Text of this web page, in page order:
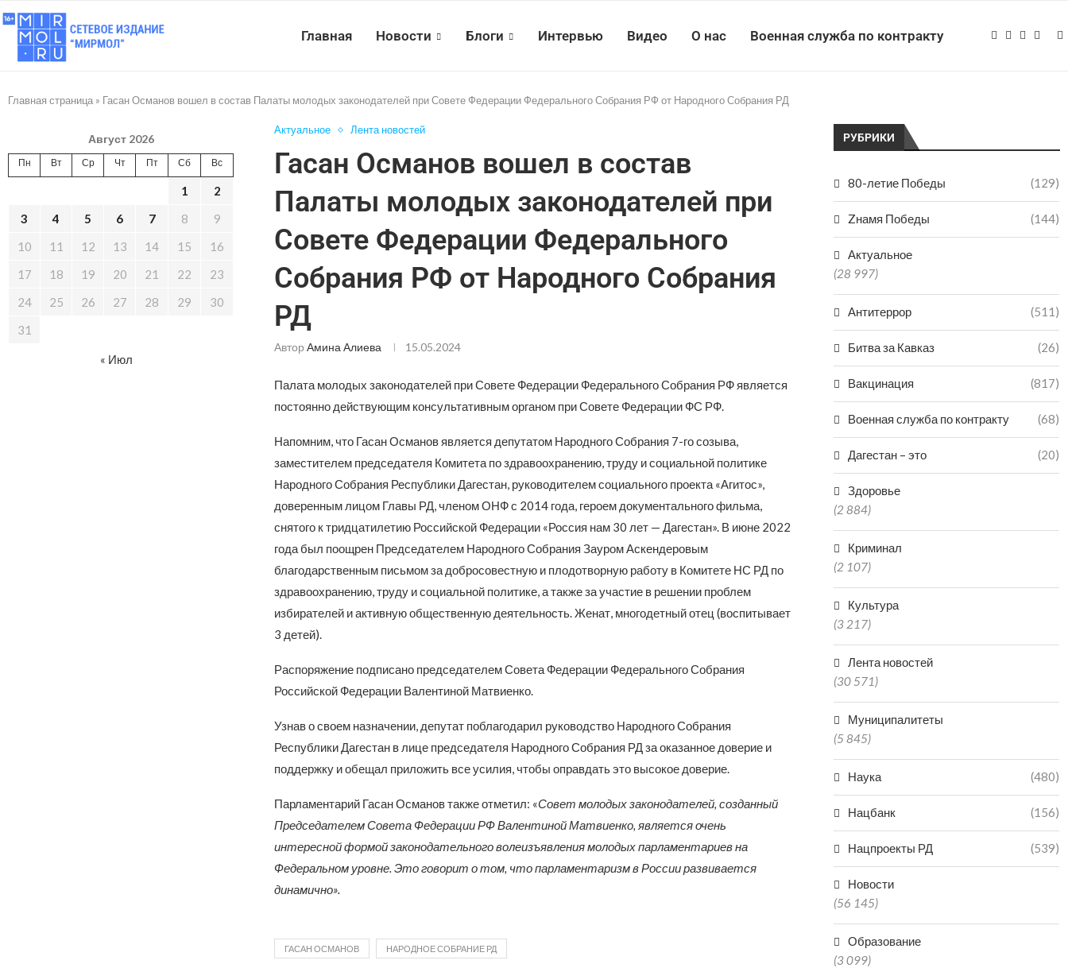
Главная Новости Блоги Интервью Видео О нас Военная служба по контракту
Главная страница » Гасан Османов вошел в состав Палаты молодых законодателей при Совете Федерации Федерального Собрания РФ от Народного Собрания РД
Актуальное Лента новостей
Гасан Османов вошел в состав
Палаты молодых законодателей при
Совете Федерации Федерального
Собрания РФ от Народного Собрания
РД
Автор Амина Алиева 15.05.2024
Палата молодых законодателей при Совете Федерации Федерального Собрания РФ является
постоянно действующим консультативным органом при Совете Федерации ФС РФ.
Напомним, что Гасан Османов является депутатом Народного Собрания 7-го созыва,
заместителем председателя Комитета по здравоохранению, труду и социальной политике
Народного Собрания Республики Дагестан, руководителем социального проекта «Агитос»,
доверенным лицом Главы РД, членом ОНФ с 2014 года, героем документального фильма,
снятого к тридцатилетию Российской Федерации «Россия нам 30 лет — Дагестан». В июне 2022
года был поощрен Председателем Народного Собрания Зауром Аскендеровым
благодарственным письмом за добросовестную и плодотворную работу в Комитете НС РД по
здравоохранению, труду и социальной политике, а также за участие в решении проблем
избирателей и активную общественную деятельность. Женат, многодетный отец (воспитывает
3 детей).
Распоряжение подписано председателем Совета Федерации Федерального Собрания
Российской Федерации Валентиной Матвиенко.
Узнав о своем назначении, депутат поблагодарил руководство Народного Собрания
Республики Дагестан в лице председателя Народного Собрания РД за оказанное доверие и
поддержку и обещал приложить все усилия, чтобы оправдать это высокое доверие.
Парламентарий Гасан Османов также отметил: «Совет молодых законодателей, созданный
Председателем Совета Федерации РФ Валентиной Матвиенко, является очень
интересной формой законодательного волеизъявления молодых парламентариев на
Федеральном уровне. Это говорит о том, что парламентаризм в России развивается
динамично».
ГАСАН ОСМАНОВ НАРОДНОЕ СОБРАНИЕ РД
РУБРИКИ
80-летие Победы (129)
Zнамя Победы (144)
Актуальное
(28 997)
Антитеррор (511)
Битва за Кавказ (26)
Вакцинация (817)
Военная служба по контракту (68)
Дагестан – это (20)
Здоровье
(2 884)
Криминал
(2 107)
Культура
(3 217)
Лента новостей
(30 571)
Муниципалитеты
(5 845)
Наука (480)
Нацбанк (156)
Нацпроекты РД (539)
Новости
(56 145)
Образование
(3 099)
Август 2026
Пн Вт Ср Чт Пт Сб Вс
1
2
3
4 5 6 7 8
9
10
11 12 13 14 15
16
17
18 19 20 21 22
23
24
25 26 27 28 29
30
31
« Июл